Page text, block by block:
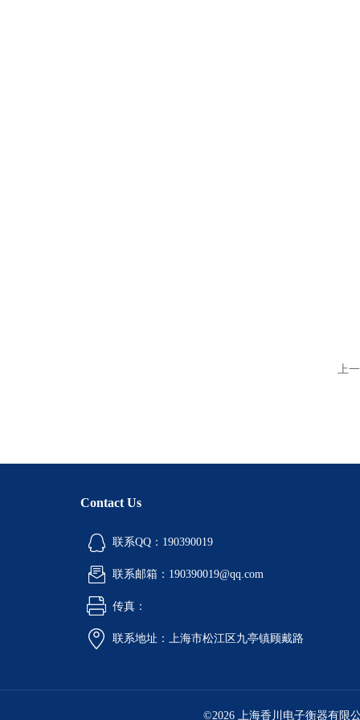
上
Contact Us
联系QQ：190390019
联系邮箱：190390019@qq.com
传真：
联系地址：上海市松江区九亭镇顾戴路
©2026 上海香川电子衡器有限